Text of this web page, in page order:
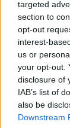
targeted
section to
opt-out
interest-
us or
your opt-out.
disclosure of
IAB’s list of
also be
Downstream
από την
εργοταξίου.
και την
μηχανικών,
συνεχίζουμε